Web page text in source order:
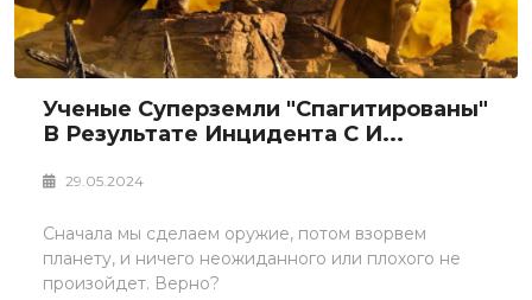
Ученые Суперземли "спагитированы"
В Результате Инцидента С И...
29.05.2024
Сначала мы сделаем оружие, потом взорвем
планету, и ничего неожиданного или плохого не
произойдет. Верно?